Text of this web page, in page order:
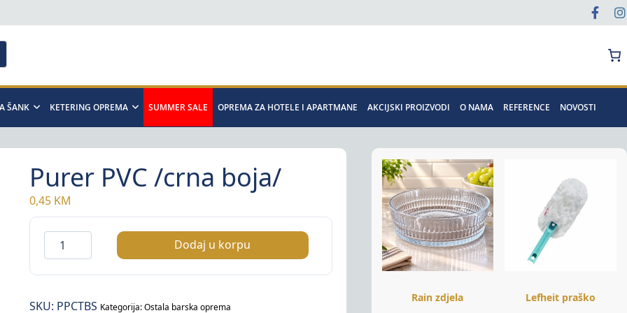
ŠANK KETERING OPREMA SUMMER SALE OPREMA ZA HOTELE I APARTMANE AKCIJSKI PROIZVODI O NAMA REFERENCE NOVOSTI
Purer PVC /crna boja/
0,45 KM
Purer
PVC
/crna
količina
Dodaj u korpu
SKU: PPCTBS Kategorija:Ostala barska oprema
Rain zdjela
Lefheit praško